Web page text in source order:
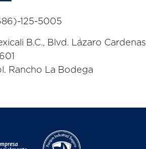
125-5005
B.C., Blvd. Lázaro Cardenas
Rancho La Bodega